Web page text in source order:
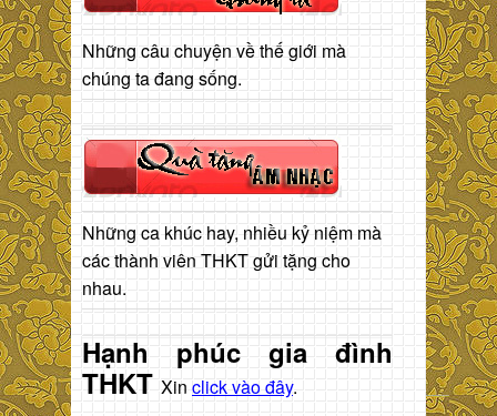
Những câu chuyện về thế giới mà
chúng ta đang sống.
Những ca khúc hay, nhiều kỷ niệm mà
các thành viên THKT gửi tặng cho
nhau.
Hạnh phúc gia đình
THKT Xin click vào đây.